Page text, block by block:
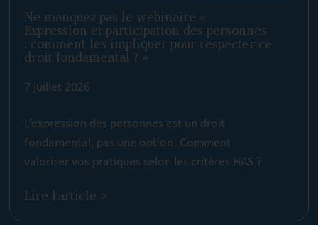
Ne manquez pas le webinaire «
Expression et participation des personnes
: comment les impliquer pour respecter ce
droit fondamental ? »
7 juillet 2026
L’expression des personnes est un droit
fondamental, pas une option. Comment
valoriser vos pratiques selon les critères HAS ?
Lire l'article >